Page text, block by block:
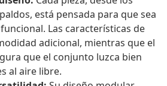
está pensada para que sea
Las características de
adicional, mientras que el
que el conjunto luzca bien
al aire libre.